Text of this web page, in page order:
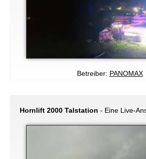
Betreiber: PANOMAX
Hornlift 2000 Talstation - Eine Live-